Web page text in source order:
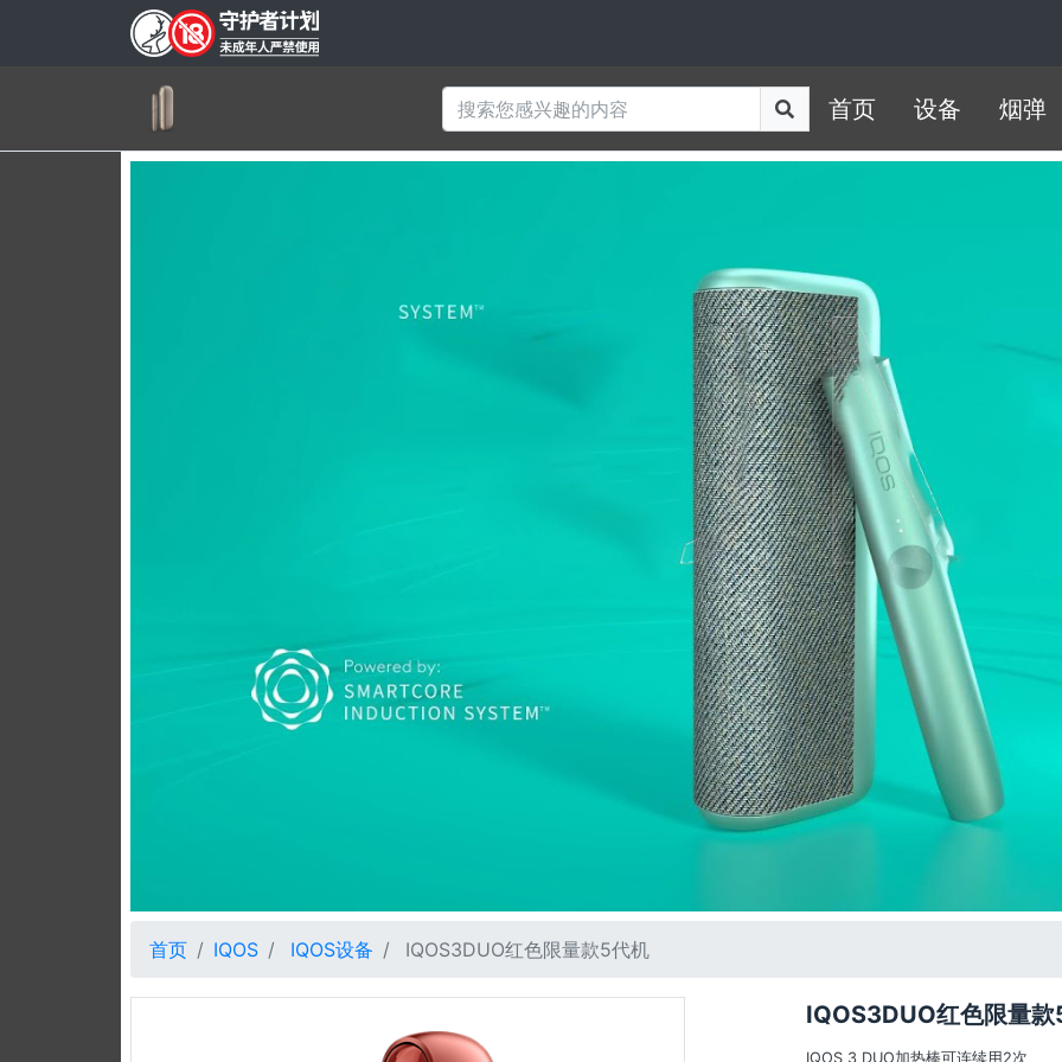
首页 设备 烟弹
首页 IQOS IQOS设备 IQOS3DUO红色限量款5代机
IQOS3DUO红色限量款
IQOS 3 DUO加热棒可连续用2次